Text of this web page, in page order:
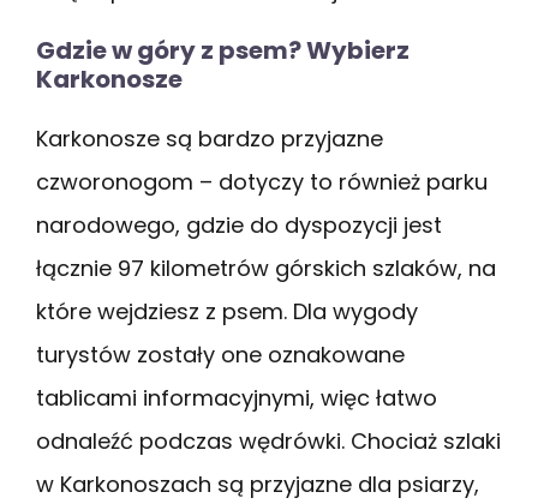
Gdzie w góry z psem? Wybierz
Karkonosze
Karkonosze są bardzo przyjazne
czworonogom – dotyczy to również parku
narodowego, gdzie do dyspozycji jest
łącznie 97 kilometrów górskich szlaków, na
które wejdziesz z psem. Dla wygody
turystów zostały one oznakowane
tablicami informacyjnymi, więc łatwo
odnaleźć podczas wędrówki. Chociaż szlaki
w Karkonoszach są przyjazne dla psiarzy,